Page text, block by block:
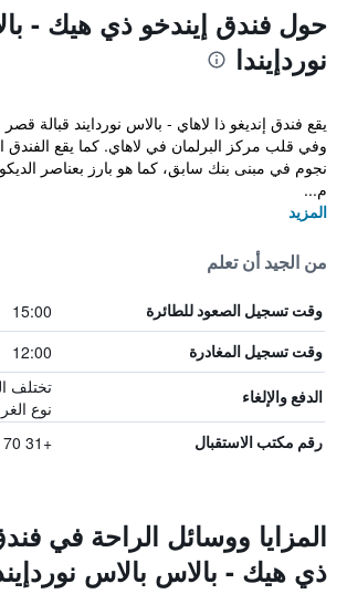
حول فندق إيندخو ذي هيك -
نوردإيندا
يقع فندق إنديغو ذا لاهاي - بالاس نوردايند قبالة قصر
نجوم في مبنى بنك سابق، كما هو بارز بعناصر
م...
المزيد
من الجيد أن تعلم
وقت تسجيل الصعود للطائرة 15:00
وقت تسجيل المغادرة 12:00
الدفع والإلغاء
تختلف
نوع
رقم مكتب الاستقبال +31 70 209 9000
المزايا ووسائل الراحة في
ذي هيك - بالاس بالاس